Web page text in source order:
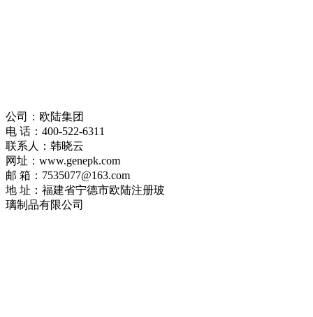
公司：欧陆集团
电 话：400-522-6311
联系人：韩晓云
网址：www.genepk.com
邮 箱：7535077@163.com
地 址：福建省‌宁德市欧陆注册玻
璃制品有限公司